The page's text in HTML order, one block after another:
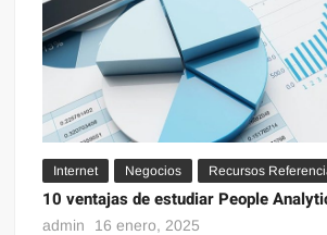
Internet Negocios Recursos
10 ventajas de estudiar People
admin 16 enero, 2025